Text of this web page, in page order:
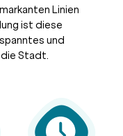
Linien
ist diese
und
die Stadt.